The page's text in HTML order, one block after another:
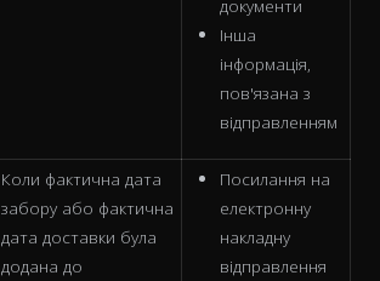
документи
Інша
інформація,
пов'язана з
відправленням
Коли фактична дата
забору або фактична
дата доставки була
додана до
Посилання на
електронну
накладну
відправлення